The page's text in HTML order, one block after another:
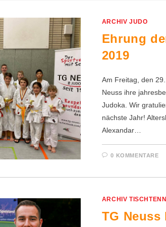
ARCHIV JUDO
Ehrung
2019
Am Freitag, den
Neuss ihre
Judoka. Wir
nächste Jahr!
Alexandar…
0 KOMMENTARE
ARCHIV
TG Neuss